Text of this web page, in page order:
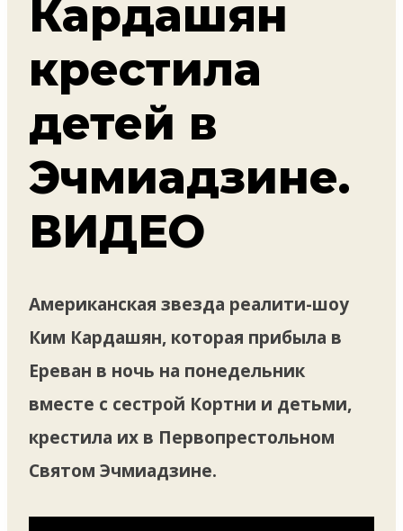
Кардашян
крестила
детей в
Эчмиадзине.
ВИДЕО
Американская звезда реалити-шоу
Ким Кардашян, которая прибыла в
Ереван в ночь на понедельник
вместе с сестрой Кортни и детьми,
крестила их в Первопрестольном
Святом Эчмиадзине.